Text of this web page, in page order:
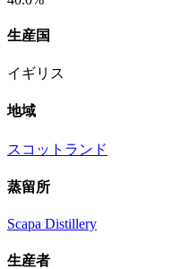
生産国
イギリス
地域
スコットランド
蒸留所
Scapa Distillery
生産者